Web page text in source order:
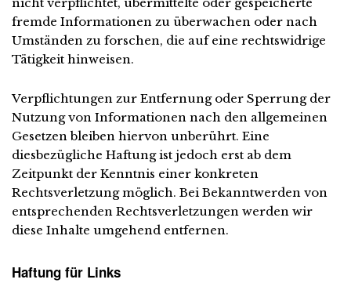
fremde Informationen zu überwachen oder nach
Umständen zu forschen, die auf eine rechtswidrige
Tätigkeit hinweisen.
Verpflichtungen zur Entfernung oder Sperrung der
Nutzung von Informationen nach den allgemeinen
Gesetzen bleiben hiervon unberührt. Eine
diesbezügliche Haftung ist jedoch erst ab dem
Zeitpunkt der Kenntnis einer konkreten
Rechtsverletzung möglich. Bei Bekanntwerden von
entsprechenden Rechtsverletzungen werden wir
diese Inhalte umgehend entfernen.
Haftung für Links